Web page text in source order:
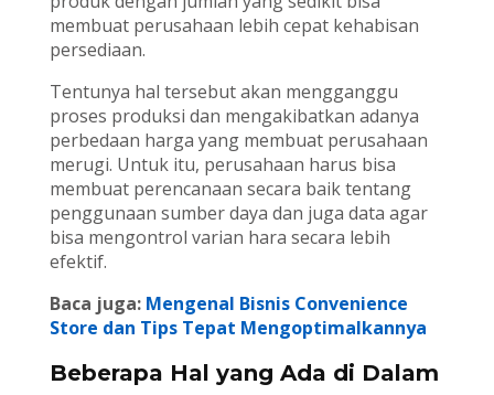
membuat perusahaan lebih cepat kehabisan
persediaan.
Tentunya hal tersebut akan mengganggu
proses produksi dan mengakibatkan adanya
perbedaan harga yang membuat perusahaan
merugi. Untuk itu, perusahaan harus bisa
membuat perencanaan secara baik tentang
penggunaan sumber daya dan juga data agar
bisa mengontrol varian hara secara lebih
efektif.
Baca juga: Mengenal Bisnis Convenience
Store dan Tips Tepat Mengoptimalkannya
Beberapa Hal yang Ada di Dalam